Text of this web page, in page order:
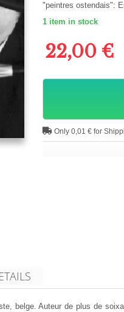
"peintres ostendais":
1 item in stock
22,00 €
Only 0,01 € for
belge. Auteur de plus de